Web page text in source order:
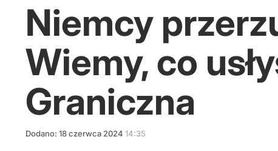
Niemcy
Wiemy, co
Graniczna
Dodano: 18czerwca 2024 14:35